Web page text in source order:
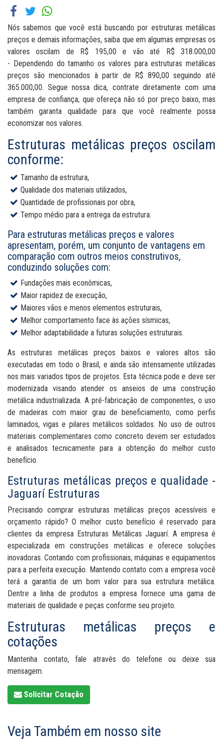
Nós sabemos que você está buscando por estruturas metálicas
preços e demais informações, saiba que em algumas empresas os
valores oscilam de R$ 195,00 e vão até R$ 318.000,00
- Dependendo do tamanho os valores para estruturas metálicas
preços são mencionados à partir de R$ 890,00 seguindo até
365.000,00. Segue nossa dica, contrate diretamente com uma
empresa de confiança, que ofereça não só por preço baixo, mas
também garanta qualidade para que você realmente possa
economizar nos valores.
Estruturas metálicas preços oscilam
conforme:
Tamanho da estrutura,
Qualidade dos materiais utilizados,
Quantidade de profissionais por obra,
Tempo médio para a entrega da estrutura.
Para estruturas metálicas preços e valores
apresentam, porém, um conjunto de vantagens em
comparação com outros meios construtivos,
conduzindo soluções com:
Fundações mais econômicas,
Maior rapidez de execução,
Maiores vãos e menos elementos estruturais,
Melhor comportamento face às ações sísmicas,
Melhor adaptabilidade a futuras soluções estruturais.
As estruturas metálicas preços baixos e valores altos são
executadas em todo o Brasil, e ainda são intensamente utilizadas
nos mais variados tipos de projetos. Esta técnica pode e deve ser
modernizada visando atender os anseios de uma construção
metálica industrializada. A pré-fabricação de componentes, o uso
de madeiras com maior grau de beneficiamento, como perfis
laminados, vigas e pilares metálicos soldados. No uso de outros
materiais complementares como concreto devem ser estudados
e analisados tecnicamente para a obtenção do melhor custo
benefício.
Estruturas metálicas preços e qualidade -
Jaguarí Estruturas
Precisando comprar estruturas metálicas preços acessíveis e
orçamento rápido? O melhor custo benefício é reservado para
clientes da empresa Estruturas Metálicas Jaguarí. A empresa é
especializada em construções metálicas e oferece soluções
inovadoras. Contando com profissionais, máquinas e equipamentos
para a perfeita execução. Mantendo contato com a empresa você
terá a garantia de um bom valor para sua estrutura metálica.
Dentre a linha de produtos a empresa fornece uma gama de
materiais de qualidade e peças conforme seu projeto.
Estruturas metálicas preços e
cotações
Mantenha contato, fale através do telefone ou deixe sua
mensagem.
Solicitar Cotação
Veja Também em nosso site